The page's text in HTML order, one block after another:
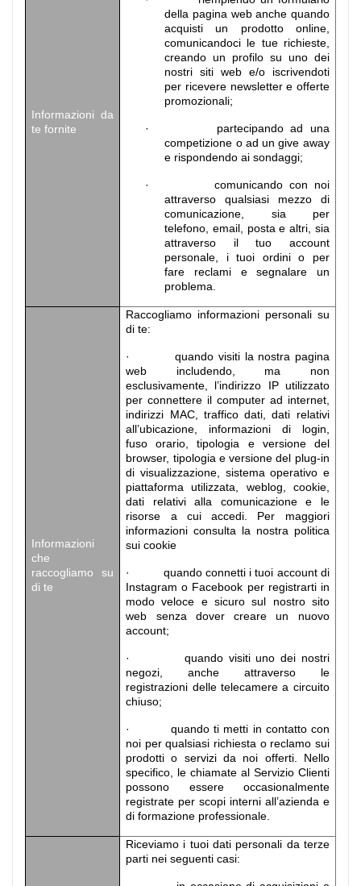
Informazioni da
te fornite
della pagina web anche quando
acquisti un prodotto online,
comunicandoci le tue richieste,
creando un profilo su uno dei
nostri siti web e/o iscrivendoti
per ricevere newsletter e offerte
promozionali;
· partecipando ad una
competizione o ad un give away
e rispondendo ai sondaggi;
· comunicando con noi
attraverso qualsiasi mezzo di
comunicazione, sia per
telefono, email, posta e altri, sia
attraverso il tuo account
personale, i tuoi ordini o per
fare reclami e segnalare un
problema.
Informazioni
che
raccogliamo su
di te
Raccogliamo informazioni personali su
di te:
· quando visiti la nostra pagina
web includendo, ma non
esclusivamente, l’indirizzo IP utilizzato
per connettere il computer ad internet,
indirizzi MAC, traffico dati, dati relativi
all’ubicazione, informazioni di login,
fuso orario, tipologia e versione del
browser, tipologia e versione del plug-in
di visualizzazione, sistema operativo e
piattaforma utilizzata, weblog, cookie,
dati relativi alla comunicazione e le
risorse a cui accedi. Per maggiori
informazioni consulta la nostra politica
sui cookie
· quando connetti i tuoi account di
Instagram o Facebook per registrarti in
modo veloce e sicuro sul nostro sito
web senza dover creare un nuovo
account;
· quando visiti uno dei nostri
negozi, anche attraverso le
registrazioni delle telecamere a circuito
chiuso;
· quando ti metti in contatto con
noi per qualsiasi richiesta o reclamo sui
prodotti o servizi da noi offerti. Nello
specifico, le chiamate al Servizio Clienti
possono essere occasionalmente
registrate per scopi interni all’azienda e
di formazione professionale.
Riceviamo i tuoi dati personali da terze
parti nei seguenti casi: